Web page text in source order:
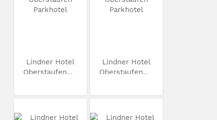
Lindner Hotel
Oberstaufen...
Lindner Hotel
Oberstaufen...